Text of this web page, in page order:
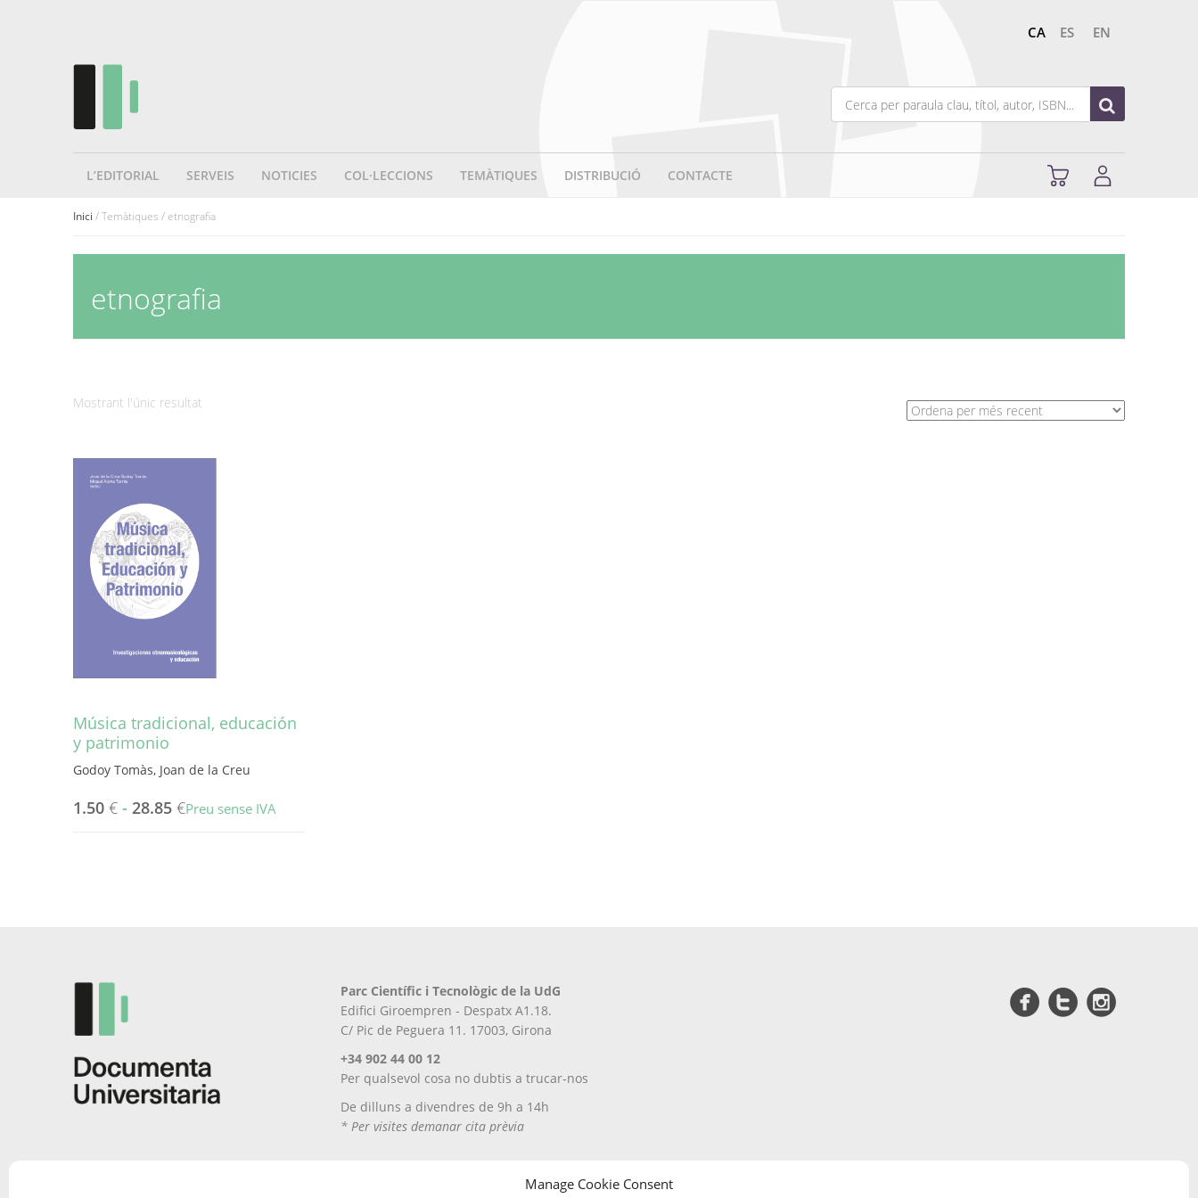
Manage Cookie Consent
CA ES EN
L’EDITORIAL SERVEIS NOTICIES COL·LECCIONS TEMÀTIQUES DISTRIBUCIÓ CONTACTE
Inici / Temàtiques / etnografia
etnografia
Mostrant l'únic resultat
Música tradicional, educación
y patrimonio
Godoy Tomàs, Joan de la Creu
1.50 € - 28.85 €Preu sense IVA
pàgina
del
producte
Parc Científic i Tecnològic de la UdG
Edifici Giroempren - Despatx A1.18.
C/ Pic de Peguera 11. 17003, Girona
+34 902 44 00 12
Per qualsevol cosa no dubtis a trucar-nos
De dilluns a divendres de 9h a 14h
* Per visites demanar cita prèvia